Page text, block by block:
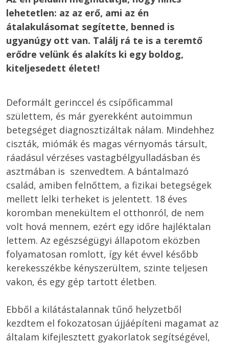
lehetetlen: az az erő, ami az én
átalakulásomat segítette, benned is
ugyanúgy ott van. Találj rá te is a teremtő
erődre velünk és alakíts ki egy boldog,
kiteljesedett életet!
Deformált gerinccel és csípőficammal
születtem, és már gyerekként autoimmun
betegséget diagnosztizáltak nálam. Mindehhez
ciszták, miómák és magas vérnyomás társult,
ráadásul vérzéses vastagbélgyulladásban és
asztmában is  szenvedtem. A bántalmazó
család, amiben felnőttem, a fizikai betegségek
mellett lelki terheket is jelentett. 18 éves
koromban menekültem el otthonról, de nem
volt hová mennem, ezért egy időre hajléktalan
lettem. Az egészségügyi állapotom eközben
folyamatosan romlott, így két évvel később
kerekesszékbe kényszerültem, szinte teljesen
vakon, és egy gép tartott életben.
Ebből a kilátástalannak tűnő helyzetből
kezdtem el fokozatosan újjáépíteni magamat az
általam kifejlesztett gyakorlatok segítségével,